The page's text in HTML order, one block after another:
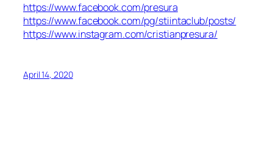
https://www.facebook.com/presura
https://www.facebook.com/pg/stiintaclub/posts/
https://www.instagram.com/cristianpresura/
April 14, 2020